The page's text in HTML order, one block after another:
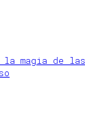
la magia de